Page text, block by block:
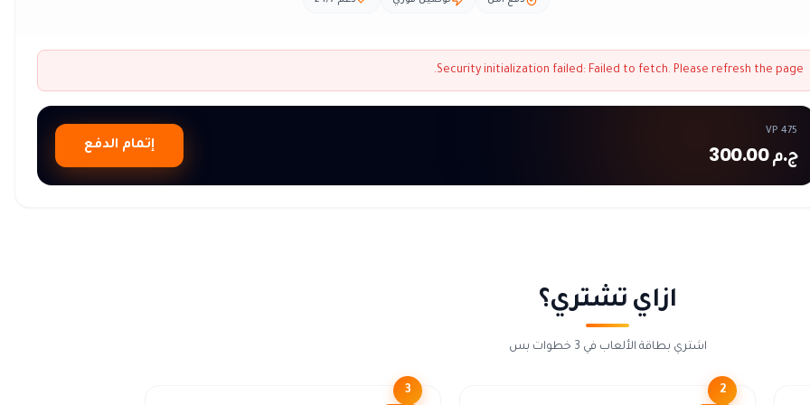
Security initialization failed: Failed to fetch. Please refresh the page.
475 VP
ج.م 300.00 إتمام الدفع
ازاي تشتري؟
اشتري بطاقة الألعاب في 3 خطوات بس
2
3